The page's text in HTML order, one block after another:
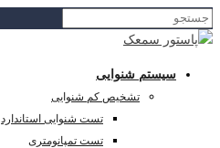
سیستم شنوایی
تشخیص کم شنوایی
تست شنوایی استاندارد
تست تمپانومتری